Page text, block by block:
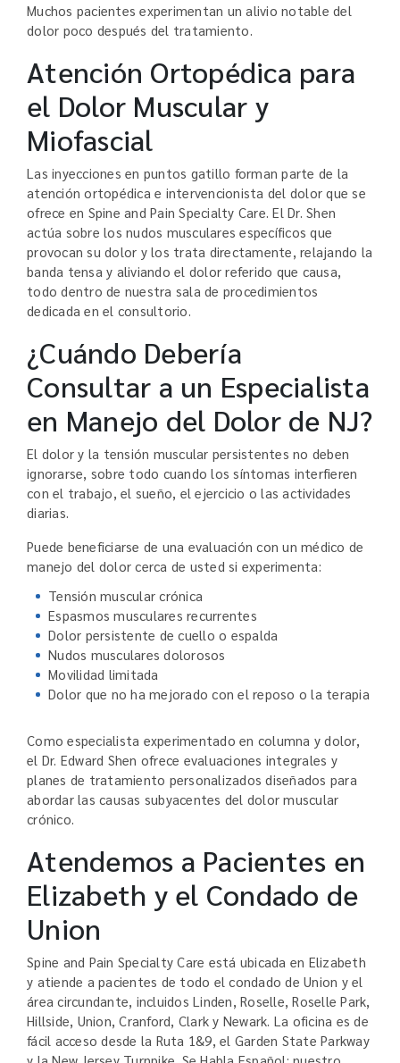
Muchos pacientes experimentan un alivio notable del
dolor poco después del tratamiento.
Atención Ortopédica para
el Dolor Muscular y
Miofascial
Las inyecciones en puntos gatillo forman parte de la
atención ortopédica e intervencionista del dolor que se
ofrece en Spine and Pain Specialty Care. El Dr. Shen
actúa sobre los nudos musculares específicos que
provocan su dolor y los trata directamente, relajando la
banda tensa y aliviando el dolor referido que causa,
todo dentro de nuestra sala de procedimientos
dedicada en el consultorio.
¿Cuándo Debería
Consultar a un Especialista
en Manejo del Dolor de NJ?
El dolor y la tensión muscular persistentes no deben
ignorarse, sobre todo cuando los síntomas interfieren
con el trabajo, el sueño, el ejercicio o las actividades
diarias.
Puede beneficiarse de una evaluación con un médico de
manejo del dolor cerca de usted si experimenta:
Tensión muscular crónica
Espasmos musculares recurrentes
Dolor persistente de cuello o espalda
Nudos musculares dolorosos
Movilidad limitada
Dolor que no ha mejorado con el reposo o la terapia
Como especialista experimentado en columna y dolor,
el Dr. Edward Shen ofrece evaluaciones integrales y
planes de tratamiento personalizados diseñados para
abordar las causas subyacentes del dolor muscular
crónico.
Atendemos a Pacientes en
Elizabeth y el Condado de
Union
Spine and Pain Specialty Care está ubicada en Elizabeth
y atiende a pacientes de todo el condado de Union y el
área circundante, incluidos Linden, Roselle, Roselle Park,
Hillside, Union, Cranford, Clark y Newark. La oficina es de
fácil acceso desde la Ruta 1&9, el Garden State Parkway